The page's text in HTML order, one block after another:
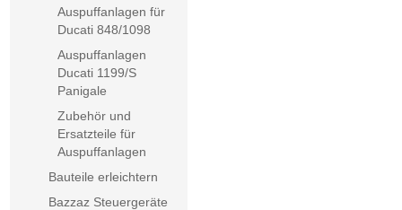
Auspuffanlagen für
Ducati 848/1098
Auspuffanlagen
Ducati 1199/S
Panigale
Zubehör und
Ersatzteile für
Auspuffanlagen
Bauteile erleichtern
Bazzaz Steuergeräte